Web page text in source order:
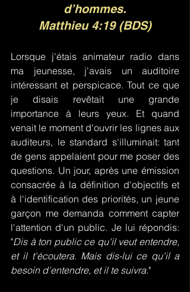
d’hommes.
Matthieu 4:19 (BDS)
Lorsque j'étais animateur radio dans
ma jeunesse, j'avais un auditoire
intéressant et perspicace. Tout ce que
je disais revêtait une grande
importance à leurs yeux. Et quand
venait le moment d'ouvrir les lignes aux
auditeurs, le standard s'illuminait: tant
de gens appelaient pour me poser des
questions. Un jour, après une émission
consacrée à la définition d'objectifs et
à l'identification des priorités, un jeune
garçon me demanda comment capter
l'attention d'un public. Je lui répondis:
"Dis à ton public ce qu'il veut entendre,
et il t'écoutera. Mais dis-lui ce qu'il a
besoin d'entendre, et il te suivra."